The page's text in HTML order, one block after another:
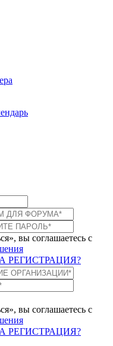
вы соглашаетесь с
РЕГИСТРАЦИЯ?
вы соглашаетесь с
РЕГИСТРАЦИЯ?